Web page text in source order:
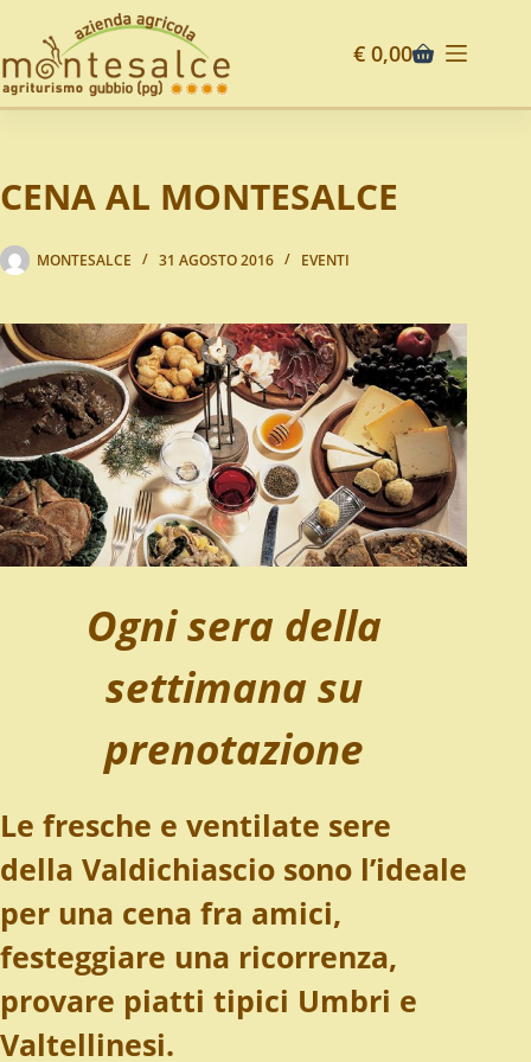
€ 0,00
CENA AL MONTESALCE
MONTESALCE 31 AGOSTO 2016 EVENTI
Ogni sera della
settimana su
prenotazione
Le fresche e ventilate sere
della Valdichiascio sono l’ideale
per una cena fra amici,
festeggiare una ricorrenza,
provare piatti tipici Umbri e
Valtellinesi.